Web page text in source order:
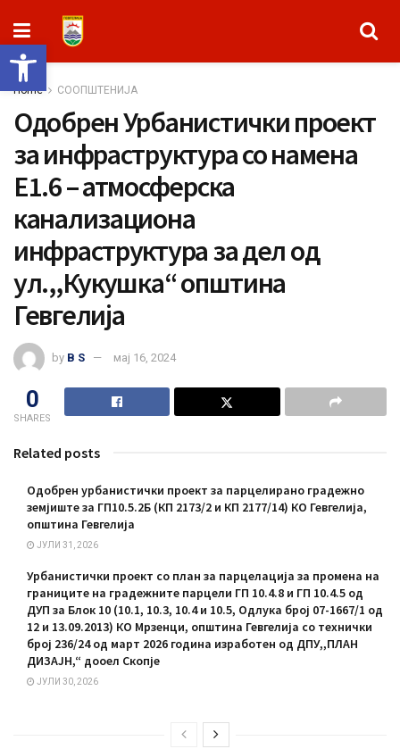
Open toolbar
Home СООПШТЕНИЈА
Одобрен Урбанистички проект
за инфраструктура со намена
Е1.6 – атмосферска
канализациона
инфраструктура за дел од
ул.,,Кукушка“ општина
Гевгелија
by B S мај 16, 2024
0
SHARES
Related posts
Одобрен урбанистички проект за парцелирано градежно
земјиште за ГП10.5.2Б (КП 2173/2 и КП 2177/14) КО Гевгелија,
општина Гевгелија
ЈУЛИ 31, 2026
Урбанистички проект со план за парцелација за промена на
границите на градежните парцели ГП 10.4.8 и ГП 10.4.5 од
ДУП за Блок 10 (10.1, 10.3, 10.4 и 10.5, Одлука број 07-1667/1 од
12 и 13.09.2013) КО Мрзенци, општина Гевгелија со технички
број 236/24 од март 2026 година изработен од ДПУ,,ПЛАН
ДИЗАЈН,“ дооел Скопје
ЈУЛИ 30, 2026